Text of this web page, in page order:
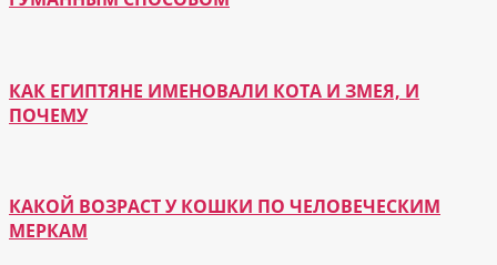
КАК ЕГИПТЯНЕ ИМЕНОВАЛИ КОТА И ЗМЕЯ, И
ПОЧЕМУ
КАКОЙ ВОЗРАСТ У КОШКИ ПО ЧЕЛОВЕЧЕСКИМ
МЕРКАМ